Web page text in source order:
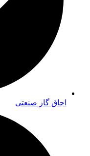
اجاق گاز صنعتی